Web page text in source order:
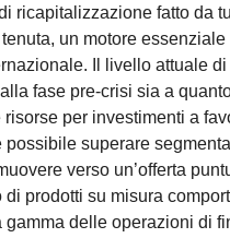
ricapitalizzazione fatto da
un motore
Il livello attuale
fase pre-crisi sia a
per investimenti a
possibile superare
verso un’offerta
prodotti su misura
gamma delle operazioni di